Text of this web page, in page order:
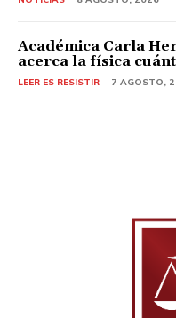
Académica Carla
acerca la física
LEER ES RESISTIR 7 AGOSTO,